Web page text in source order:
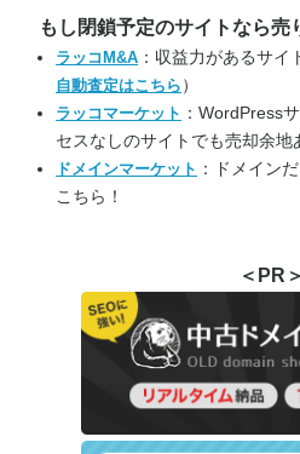
もし閉鎖予定のサイトなら売
ラッコM&A ：収益力があるサイ
自動査定はこちら ）
ラッコマーケット ：WordPress
セスなしのサイトでも売却余地
ドメインマーケット ：ドメイン
こちら！
＜PR＞